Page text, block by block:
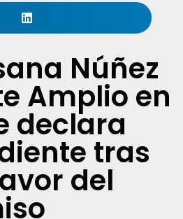
Núñez
Amplio en
declara
tras
del